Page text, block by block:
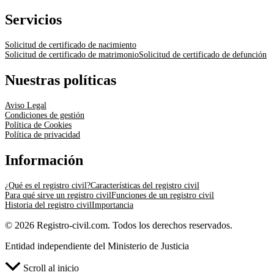
Servicios
Solicitud de certificado de nacimiento
Solicitud de certificado de matrimonioSolicitud de certificado de defunción
Nuestras políticas
Aviso Legal
Condiciones de gestión
Política de Cookies
Política de privacidad
Información
¿Qué es el registro civil?Características del registro civil
Para qué sirve un registro civilFunciones de un registro civil
Historia del registro civilImportancia
© 2026 Registro-civil.com. Todos los derechos reservados.
Entidad independiente del Ministerio de Justicia
Scroll al inicio